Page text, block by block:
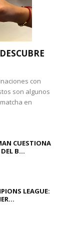
con
son algunos
en
CUESTIONA
B...
LEAGUE: